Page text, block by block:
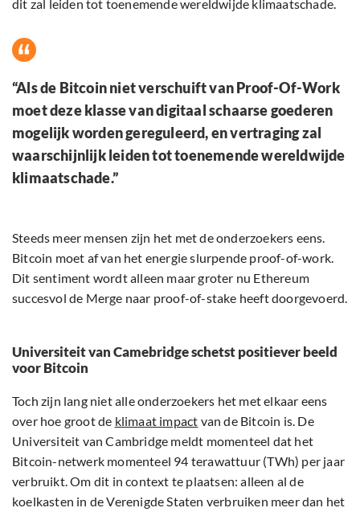
dit zal leiden tot toenemende wereldwijde klimaatschade.
“Als de Bitcoin niet verschuift van Proof-Of-Work
moet deze klasse van digitaal schaarse goederen
mogelijk worden gereguleerd, en vertraging zal
waarschijnlijk leiden tot toenemende wereldwijde
klimaatschade.”
Steeds meer mensen zijn het met de onderzoekers eens.
Bitcoin moet af van het energie slurpende proof-of-work.
Dit sentiment wordt alleen maar groter nu Ethereum
succesvol de Merge naar proof-of-stake heeft doorgevoerd.
Universiteit van Camebridge schetst positiever beeld
voor Bitcoin
Toch zijn lang niet alle onderzoekers het met elkaar eens
over hoe groot de klimaat impact van de Bitcoin is. De
Universiteit van Cambridge meldt momenteel dat het
Bitcoin-netwerk momenteel 94 terawattuur (TWh) per jaar
verbruikt. Om dit in context te plaatsen: alleen al de
koelkasten in de Verenigde Staten verbruiken meer dan het